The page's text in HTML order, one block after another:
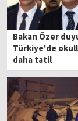
Bakan Özer
Türkiye'de
daha tatil